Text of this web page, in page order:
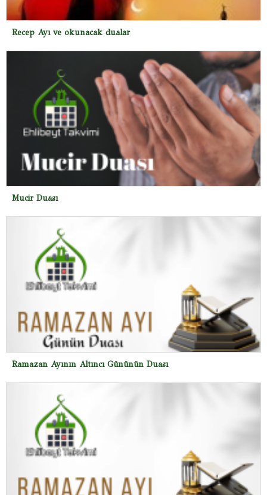
Recep Ayı ve okunacak dualar
Mucir Duası
Ramazan Ayının Altıncı Gününün Duası